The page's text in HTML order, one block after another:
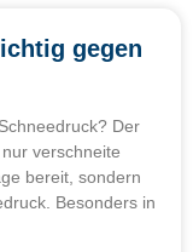
gegen
Der
verschneite
bereit, sondern
Besonders in